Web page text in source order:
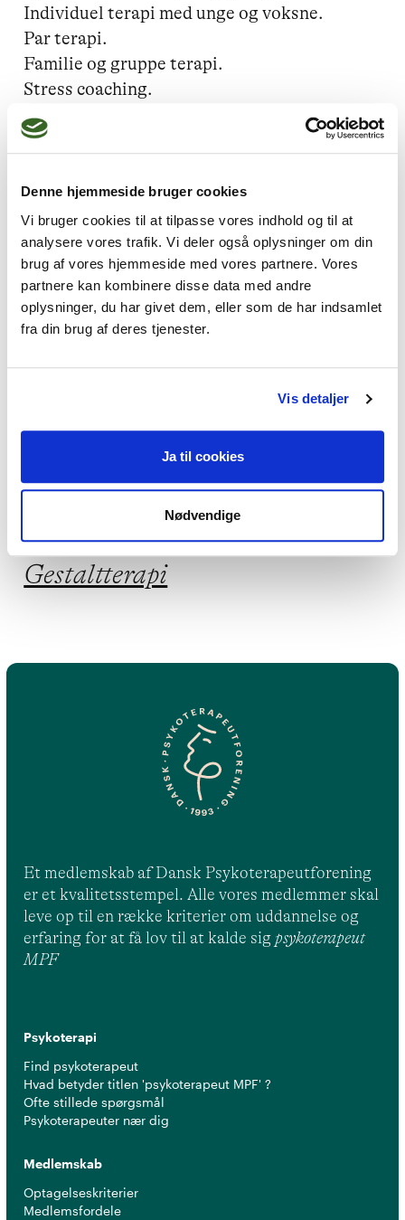
Denne hjemmeside bruger cookies
Vi bruger cookies til at tilpasse vores indhold og til at
analysere vores trafik. Vi deler også oplysninger om din
brug af vores hjemmeside med vores partnere. Vores
partnere kan kombinere disse data med andre
oplysninger, du har givet dem, eller som de har indsamlet
fra din brug af deres tjenester.
Vis detaljer
Ja til cookies
Nødvendige
Individuel terapi med unge og voksne.
Par terapi.
Familie og gruppe terapi.
Stress coaching.
Coaching/sparring.
Jeg kan hjælpe dig med
Angst, Depression, Livskriser,
Parforhold, Lavt selvværd
Jeg praktiserer følgende
terapiformer
Emotionsfokuseret terapi,
Integrativ psykoterapi,
Eksistentiel terapi, Parterapi,
Gestaltterapi
Et medlemskab af Dansk Psykoterapeutforening
er et kvalitetsstempel. Alle vores medlemmer skal
leve op til en række kriterier om uddannelse og
erfaring for at få lov til at kalde sig psykoterapeut
MPF
Psykoterapi
Find psykoterapeut
Hvad betyder titlen 'psykoterapeut MPF' ?
Ofte stillede spørgsmål
Psykoterapeuter nær dig
Medlemskab
Optagelseskriterier
Medlemsfordele